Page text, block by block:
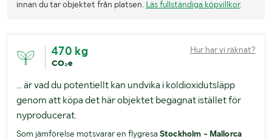
innan du tar objektet från platsen. Läs fullständiga köpvillkor.
470 kg
CO₂e
Hur har vi räknat?
... är vad du potentiellt kan undvika i koldioxidutsläpp
genom att köpa det här objektet begagnat istället för
nyproducerat.
Som jämförelse motsvarar en flygresa Stockholm - Mallorca